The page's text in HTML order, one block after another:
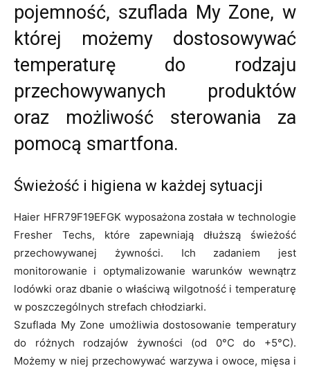
pojemność, szuflada My Zone, w
której możemy dostosowywać
temperaturę do rodzaju
przechowywanych produktów
oraz możliwość sterowania za
pomocą smartfona.
Świeżość i higiena w każdej sytuacji
Haier HFR79F19EFGK wyposażona została w technologie
Fresher Techs, które zapewniają dłuższą świeżość
przechowywanej żywności. Ich zadaniem jest
monitorowanie i optymalizowanie warunków wewnątrz
lodówki oraz dbanie o właściwą wilgotność i temperaturę
w poszczególnych strefach chłodziarki.
Szuflada My Zone umożliwia dostosowanie temperatury
do różnych rodzajów żywności (od 0°C do +5°C).
Możemy w niej przechowywać warzywa i owoce, mięsa i